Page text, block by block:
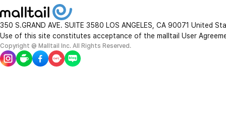
350 S.GRAND AVE. SUITE 3580 LOS ANGELES, CA 90071 United
Use of this site constitutes acceptance of the malltail User
Copyright @ Malltail Inc. All Rights Reserved.